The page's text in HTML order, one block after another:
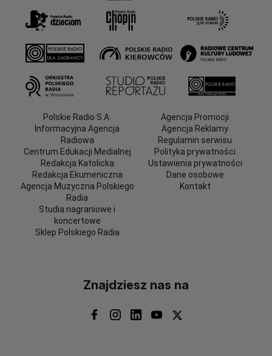
Polskie Radio S.A.
Informacyjna Agencja
Radiowa
Centrum Edukacji Medialnej
Redakcja Katolicka
Redakcja Ekumeniczna
Agencja Muzyczna Polskiego
Radia
Studia nagraniowe i
koncertowe
Sklep Polskiego Radia
Agencja Promocji
Agencja Reklamy
Regulamin serwisu
Polityka prywatności
Ustawienia prywatności
Dane osobowe
Kontakt
Znajdziesz nas na